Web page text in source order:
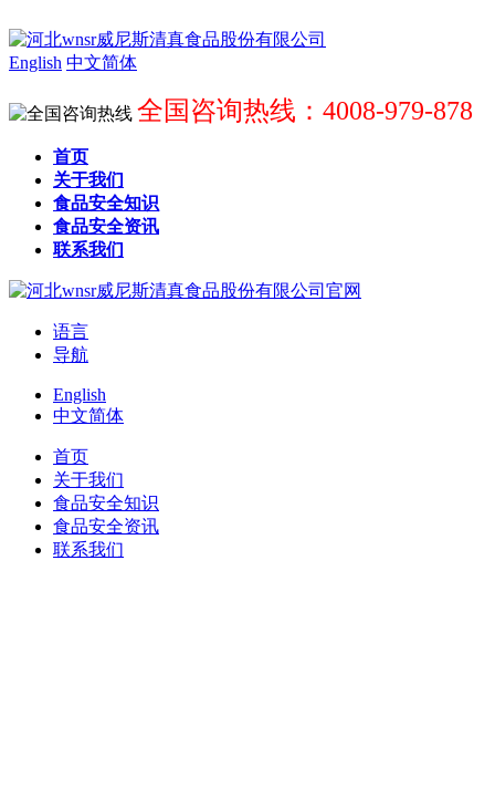
English 中文简体
全国咨询热线：4008-979-878
首页
关于我们
食品安全知识
食品安全资讯
联系我们
语言
导航
English
中文简体
首页
关于我们
食品安全知识
食品安全资讯
联系我们